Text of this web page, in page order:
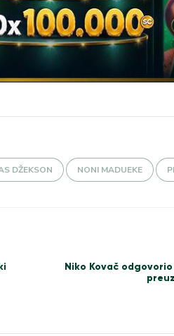
DŽEKSON NONI MADUEKE
Niko Kovač